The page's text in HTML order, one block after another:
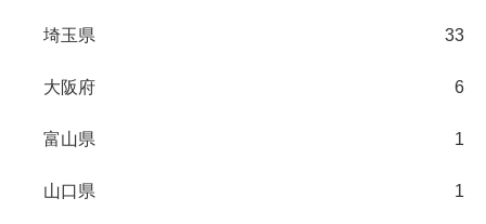
埼玉県 33
大阪府 6
富山県 1
山口県 1